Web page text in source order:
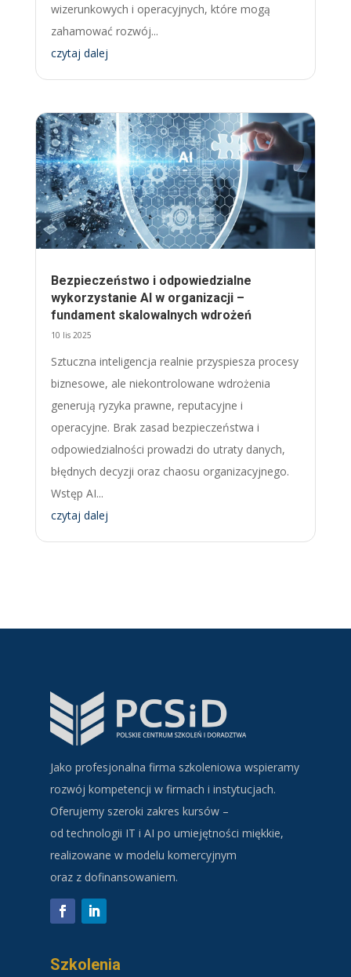
wizerunkowych i operacyjnych, które mogą
zahamować rozwój...
czytaj dalej
Bezpieczeństwo i odpowiedzialne
wykorzystanie AI w organizacji –
fundament skalowalnych wdrożeń
10 lis 2025
Sztuczna inteligencja realnie przyspiesza procesy
biznesowe, ale niekontrolowane wdrożenia
generują ryzyka prawne, reputacyjne i
operacyjne. Brak zasad bezpieczeństwa i
odpowiedzialności prowadzi do utraty danych,
błędnych decyzji oraz chaosu organizacyjnego.
Wstęp AI...
czytaj dalej
Jako profesjonalna firma szkoleniowa wspieramy
rozwój kompetencji w firmach i instytucjach.
Oferujemy szeroki zakres kursów –
od technologii IT i AI po umiejętności miękkie,
realizowane w modelu komercyjnym
oraz z dofinansowaniem.
Szkolenia